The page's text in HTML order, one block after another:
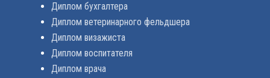
Диплом бухгалтера
Диплом ветеринарного фельдшера
Диплом визажиста
Диплом воспитателя
Диплом врача